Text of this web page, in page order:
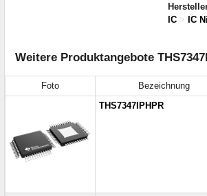
IC > IC
Weitere Produktangebote
Foto Bezeichnung
THS7347IPHPR